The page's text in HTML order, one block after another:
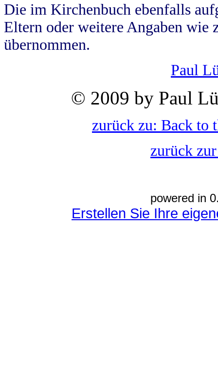
Die im Kirchenbuch ebenfalls
Eltern oder weitere Angaben wie
übernommen.
Paul
© 2009 by Paul
zurück zu: Back to
zurück
powered in
Erstellen Sie Ihre